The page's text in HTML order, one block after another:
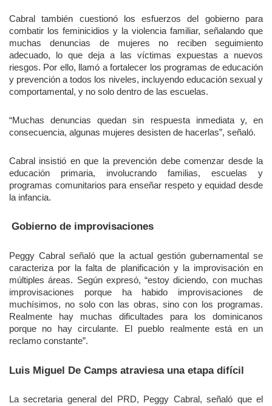
Cabral también cuestionó los esfuerzos del gobierno para
combatir los feminicidios y la violencia familiar, señalando que
muchas denuncias de mujeres no reciben seguimiento
adecuado, lo que deja a las víctimas expuestas a nuevos
riesgos. Por ello, llamó a fortalecer los programas de educación
y prevención a todos los niveles, incluyendo educación sexual y
comportamental, y no solo dentro de las escuelas.
“Muchas denuncias quedan sin respuesta inmediata y, en
consecuencia, algunas mujeres desisten de hacerlas”, señaló.
Cabral insistió en que la prevención debe comenzar desde la
educación primaria, involucrando familias, escuelas y
programas comunitarios para enseñar respeto y equidad desde
la infancia.
Gobierno de improvisaciones
Peggy Cabral señaló que la actual gestión gubernamental se
caracteriza por la falta de planificación y la improvisación en
múltiples áreas. Según expresó, “estoy diciendo, con muchas
improvisaciones porque ha habido improvisaciones de
muchísimos, no solo con las obras, sino con los programas.
Realmente hay muchas dificultades para los dominicanos
porque no hay circulante. El pueblo realmente está en un
reclamo constante”.
Luis Miguel De Camps atraviesa una etapa difícil
La secretaria general del PRD, Peggy Cabral, señaló que el